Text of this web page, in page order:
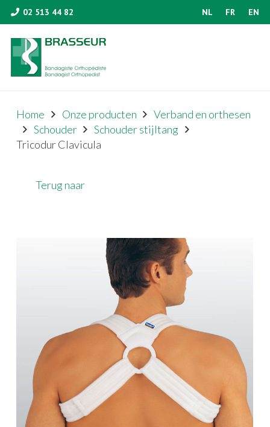
02 513 44 82 NL FR EN
Home Onze producten
Verband en orthesen
Schouder
Schouder stijltang
Tricodur Clavicula
Terug naar